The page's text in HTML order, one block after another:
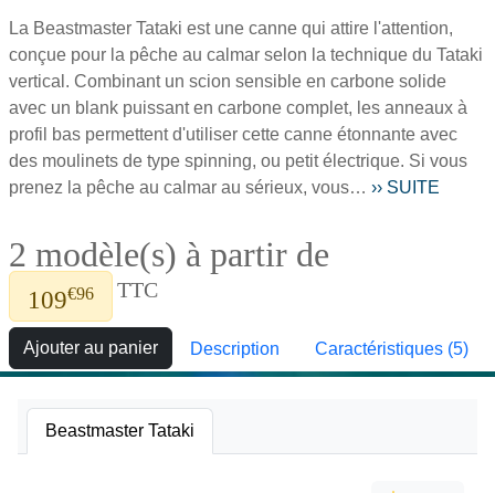
La Beastmaster Tataki est une canne qui attire l'attention,
conçue pour la pêche au calmar selon la technique du Tataki
vertical. Combinant un scion sensible en carbone solide
avec un blank puissant en carbone complet, les anneaux à
profil bas permettent d'utiliser cette canne étonnante avec
des moulinets de type spinning, ou petit électrique. Si vous
prenez la pêche au calmar au sérieux, vous… ›› SUITE
2 modèle(s) à partir de
109€96 TTC
Ajouter au panier Description Caractéristiques (5)
Beastmaster Tataki